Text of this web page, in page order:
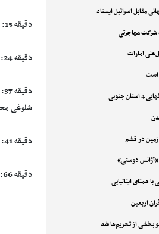
مقابل اسرائیل ایستاد
شرکت مهاجرتی
امارات
است
جنوبی
در قشم
دوستی»
همتای ایتالیایی
اربعین
بخشی از تحریم‌ها شد
دقیقه 15: ضربه کرنر یعقوب کریمی روی نقطه کرنر به امید نورافکن رسید و ضربه این بازیکن را بازیکنان نفت پیش از ورود به دروازه برگرداندند.
دقیقه 24: حرکت خوب بازیکنان نفت تهران از سمت راست با سانتر صادقی همراه شد که ضربه سر مطهری با فاصله اندک به بیرون رفت.
شلوغی
دقیقه 41: شوت خوب بهنام برزای از پشت محوطه جریمه تیم نفت تهران با اختلافی اندک راهی اوت شد.
دقیقه 66: سانتر بازیکان نفت تهران از سمت راست با ضربه عیثی آل کثیر همراه شد اما حسینی اجازه باز شدن دروازه استقلال را نداد.